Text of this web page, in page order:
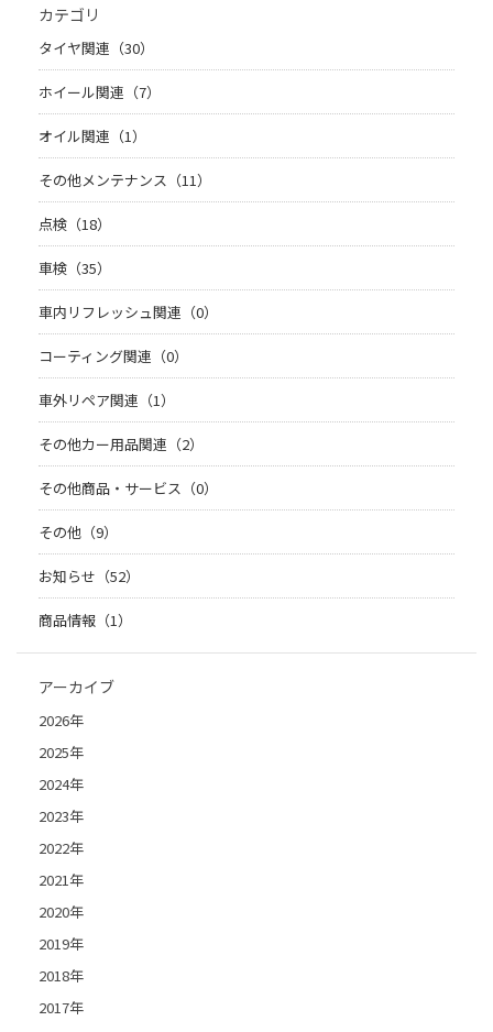
カテゴリ
タイヤ関連（30）
ホイール関連（7）
オイル関連（1）
その他メンテナンス（11）
点検（18）
車検（35）
車内リフレッシュ関連（0）
コーティング関連（0）
車外リペア関連（1）
その他カー用品関連（2）
その他商品・サービス（0）
その他（9）
お知らせ（52）
商品情報（1）
アーカイブ
2026年
2025年
2024年
2023年
2022年
2021年
2020年
2019年
2018年
2017年